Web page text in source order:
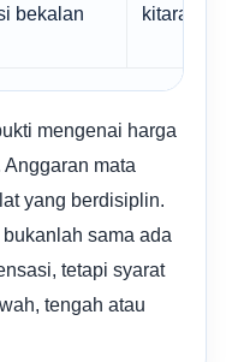
bekalan
kitaran
mengenai harga
mata
yang berdisiplin.
sama ada
tetapi syarat
tengah atau